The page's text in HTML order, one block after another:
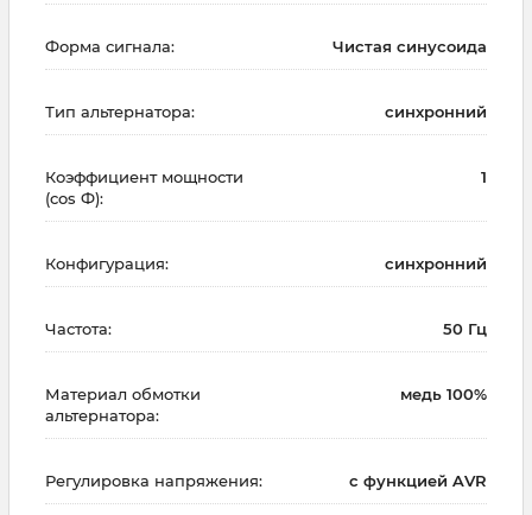
Форма сигнала: Чистая синусоида
Тип альтернатора: синхронний
Коэффициент мощности
(cos Ф):
1
Конфигурация: синхронний
Частота: 50 Гц
Материал обмотки
альтернатора:
медь 100%
Регулировка напряжения: с функцией AVR